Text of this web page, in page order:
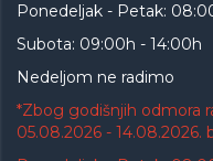
Ponedeljak - Petak:
Subota: 09:00h - 14:00h
Nedeljom ne radimo
*Zbog godišnjih odmora
05.08.2026 -